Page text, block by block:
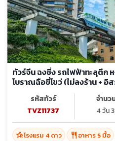
ทัวร์จีน ฉงชิ่ง รถไฟฟ้าทะลุตึก
โบราณฉือขี่โขว่ (ไม่ลงร้าน + อิส
รหัสทัวร์
TVZ11737
จำนว
4 วัน
hotel_classโรงแรม 4 ดาว restaurant อาหาร 5 มื้อ